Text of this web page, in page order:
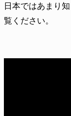
日本ではあまり
覧ください。